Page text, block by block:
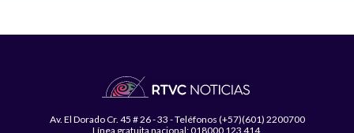
Av. El Dorado Cr. 45 # 26 - 33 - Teléfonos (+57)(601) 2200700
Línea gratuita nacional: 018000 123 414